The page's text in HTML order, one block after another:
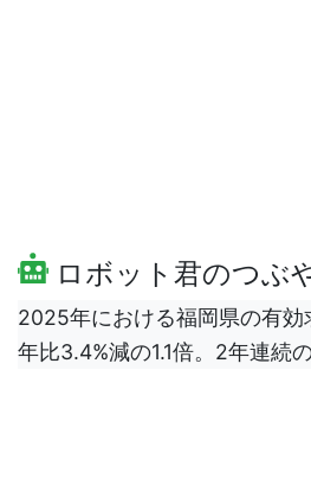
ロボット君のつぶ
2025年における福岡県の有
年比3.4%減の1.1倍。2年連続の